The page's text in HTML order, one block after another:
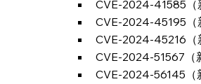
CVE-2024-41585（
CVE-2024-45195（
CVE-2024-45216（
CVE-2024-51567（
CVE-2024-56145（